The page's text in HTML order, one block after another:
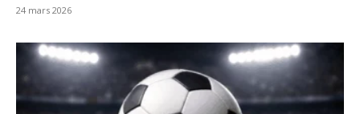
24 mars 2026